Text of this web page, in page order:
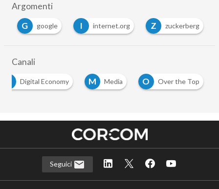
Argomenti
G google I internet.org Z zuckerberg
Canali
Digital Economy M Media O Over the Top
Seguici